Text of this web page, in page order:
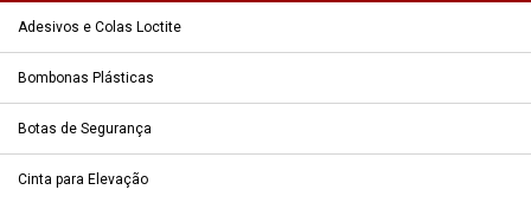
Adesivos e Colas Loctite
Bombonas Plásticas
Botas de Segurança
Cinta para Elevação